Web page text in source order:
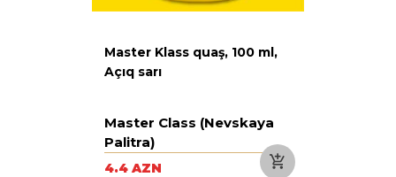
Master Klass quaş, 100 ml,
Açıq sarı
Master Class (Nevskaya
Palitra)
4.4 AZN